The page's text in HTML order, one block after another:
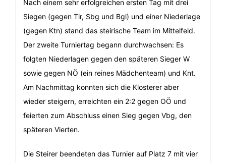
Nach einem sehr erfolgreichen ersten Tag mit drei
Siegen (gegen Tir, Sbg und Bgl) und einer Niederlage
(gegen Ktn) stand das steirische Team im Mittelfeld.
Der zweite Turniertag begann durchwachsen: Es
folgten Niederlagen gegen den späteren Sieger W
sowie gegen NÖ (ein reines Mädchenteam) und Knt.
Am Nachmittag konnten sich die Klosterer aber
wieder steigern, erreichten ein 2:2 gegen OÖ und
feierten zum Abschluss einen Sieg gegen Vbg, den
späteren Vierten.
Die Steirer beendeten das Turnier auf Platz 7 mit vier